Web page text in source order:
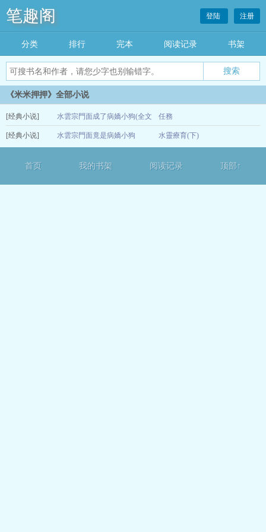
笔趣阁 登陆 注册
分类 排行 完本 阅读记录 书架
《米米押押》全部小说
[经典小说] 水雲宗門面成了病嬌小狗(全文
免費)
任務
[经典小说] 水雲宗門面竟是病嬌小狗 水靈療育(下)
首页 我的书架 阅读记录 顶部↑